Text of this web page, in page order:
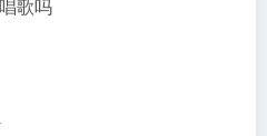
歌吗